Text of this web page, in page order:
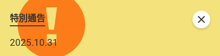
特別通告
2025.10.31
關閉